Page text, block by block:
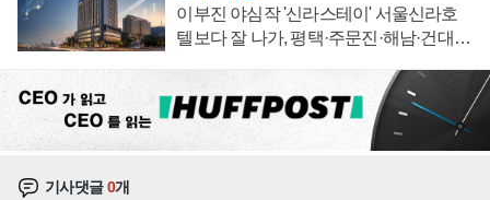
이부진 야심작 '신라스테이' 서울신라호
텔보다 잘 나가, 평택·주문진·해남·건대로
기사댓글0개